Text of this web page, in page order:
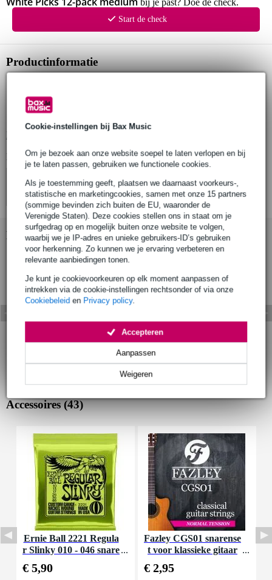
Cookie-instellingen bij Bax Music
Om je bezoek aan onze website soepel te laten verlopen en bij
je te laten passen, gebruiken we functionele cookies.
Als je toestemming geeft, plaatsen we daarnaast voorkeurs-,
statistische en marketingcookies, samen met onze 15 partners
(sommige bevinden zich buiten de EU, waaronder de
Verenigde Staten). Deze cookies stellen ons in staat om je
surfgedrag op en mogelijk buiten onze website te volgen,
waarbij we je IP-adres en unieke gebruikers-ID’s gebruiken
voor herkenning. Zo kunnen we je ervaring verbeteren en
relevante aanbiedingen tonen.
Je kunt je cookievoorkeuren op elk moment aanpassen of
intrekken via de cookie-instellingen rechtsonder of via onze
Cookiebeleid en Privacy policy.
Weigeren
Aanpassen
Accepteren
bij je past? Doe de check.
Start de check
Productinformatie
serie: Pearloid White Picks
materiaal: celluloid
Bekijk alle productspecificaties
Bekijk ook eens (4)
Bekijk ook eens (2)
Accessoires (43)
Ernie Ball 2221 Regula
r Slinky 010 - 046 snare
€ 5,90
Fazley CGS01 snarense
t voor klassieke gitaar
€ 2,95